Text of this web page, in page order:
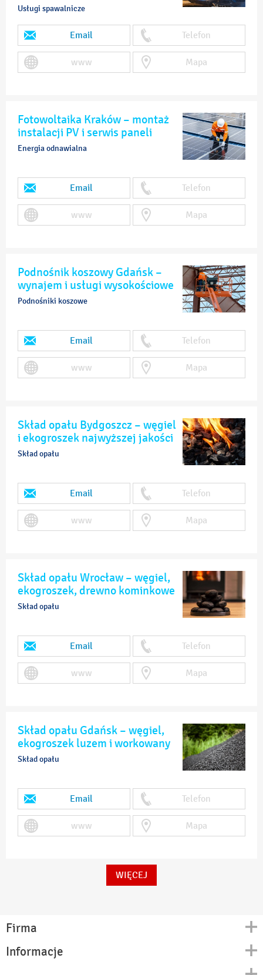
Usługi spawalnicze
Email Telefon
www Mapa
Fotowoltaika Kraków – montaż
instalacji PV i serwis paneli
Energia odnawialna
Email Telefon
www Mapa
Podnośnik koszowy Gdańsk –
wynajem i usługi wysokościowe
Podnośniki koszowe
Email Telefon
www Mapa
Skład opału Bydgoszcz – węgiel
i ekogroszek najwyższej jakości
Skład opału
Email Telefon
www Mapa
Skład opału Wrocław – węgiel,
ekogroszek, drewno kominkowe
Skład opału
Email Telefon
www Mapa
Skład opału Gdańsk – węgiel,
ekogroszek luzem i workowany
Skład opału
Email Telefon
www Mapa
WIĘCEJ
Firma
Kontakt
Informacje